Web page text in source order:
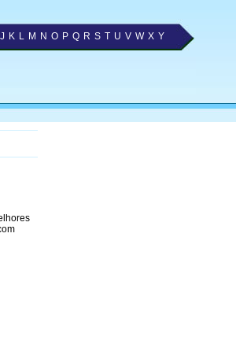
J K L M N O P Q R S T U V W X Y